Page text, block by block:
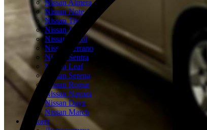
Nissan Almera
Nissan Note
Nissan Tiida
Nissan Juke
Nissan Patrol
Nissan Terrano
Nissan Sentra
Nissan Leaf
Nissan Serena
Nissan Rogue
Nissan Navara
Nissan Dayz
Nissan March
Ремонт